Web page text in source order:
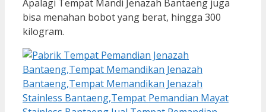
Apalagi Tempat Mandi Jenazah Bantaeng juga
bisa menahan bobot yang berat, hingga 300
kilogram.